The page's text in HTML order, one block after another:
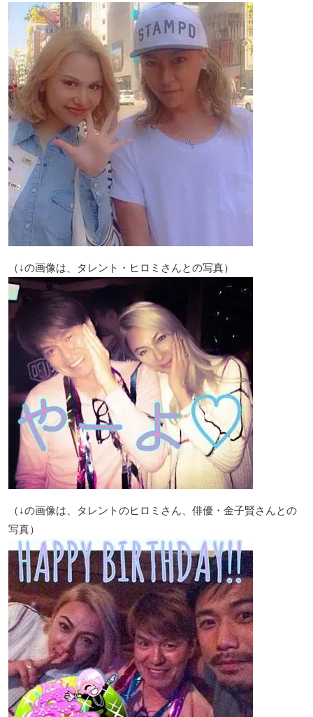
（↓の画像は、タレント・ヒロミさんとの写真）
（↓の画像は、タレントのヒロミさん、俳優・金子賢さんとの
写真）